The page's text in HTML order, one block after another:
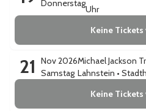
Donnerstag
Uhr
Keine
21
Nov 2026
Samstag
Michael Jackson
Lahnstein •
Keine